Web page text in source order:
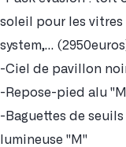
soleil pour les vitres
system,…
-Ciel de pavillon
-Repose-pied alu
-Baguettes de
lumineuse "M"